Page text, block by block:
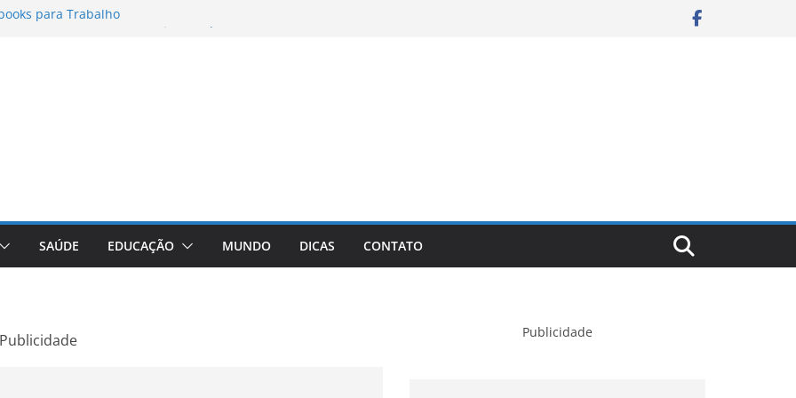
para Trabalho
A Comprehensive Review of the
Loss Pill
SAÚDE EDUCAÇÃO MUNDO DICAS CONTATO
Publicidade Publicidade